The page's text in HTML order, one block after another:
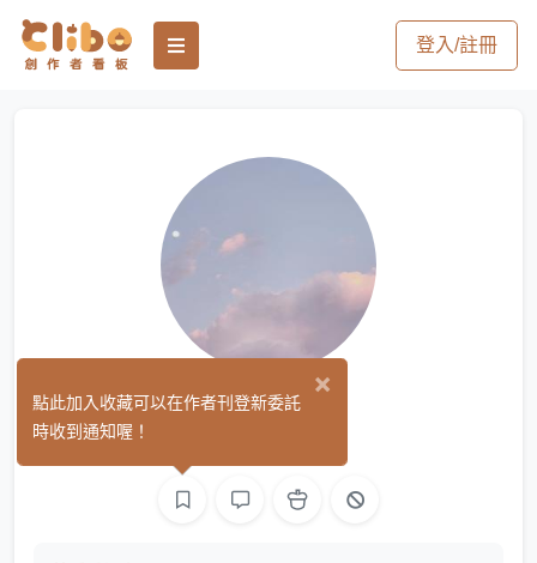
登入/註冊
白宣 (0)
×
點此加入收藏可以在作者刊登新委託
時收到通知喔！